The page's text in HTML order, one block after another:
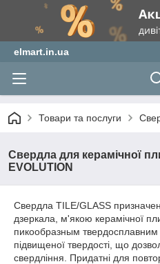
elmart.in.ua
Товари та послуги
Свердла для керамічної
EVOLUTION
Свердла TILE/GLASS
дзеркала, м'якою керамічної
пикообразным
підвищеної твердості, що
свердління. Придатні для